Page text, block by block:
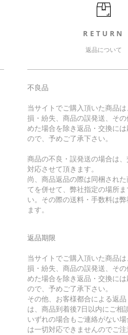
RETURN
返品について
不良品
当サイトでご購入頂いた商品
損・紛失、商品の誤発送、そ
めた場合を除き返品・交換に
ので、予めご了承下さい。
商品の不良・誤発送の場合は
対応させて頂きます。
尚、商品返品の際は同梱され
てを併せて、弊社指定の場所
い。その際の送料・手数料は
ます。
返品期限
当サイトでご購入頂いた商品
損・紛失、商品の誤発送、そ
めた場合を除き返品・交換に
ので、予めご了承下さい。
その他、お客様都合による返
は、商品到着後7日以内にご相
いずれの場合もご連絡がない
は一切対応できませんのでご注